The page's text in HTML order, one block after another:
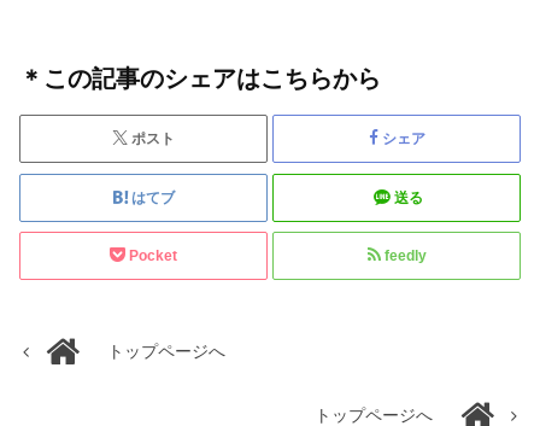
＊この記事のシェアはこちらから
ポスト シェア
はてブ 送る
Pocket feedly
トップページへ
トップページへ